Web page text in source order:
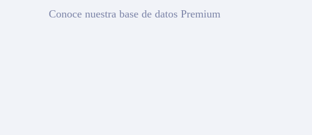
Conoce nuestra base de datos Premium